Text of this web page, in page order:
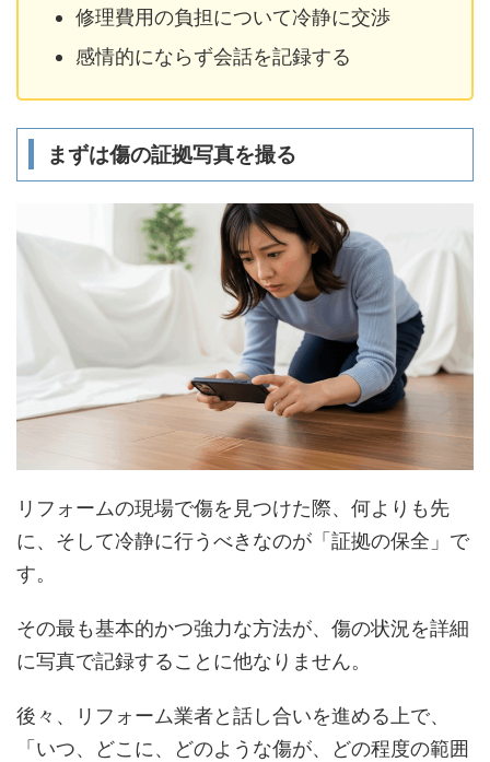
修理費用の負担について冷静に交渉
感情的にならず会話を記録する
まずは傷の証拠写真を撮る
リフォームの現場で傷を見つけた際、何よりも先
に、そして冷静に行うべきなのが「証拠の保全」で
す。
その最も基本的かつ強力な方法が、傷の状況を詳細
に写真で記録することに他なりません。
後々、リフォーム業者と話し合いを進める上で、
「いつ、どこに、どのような傷が、どの程度の範囲